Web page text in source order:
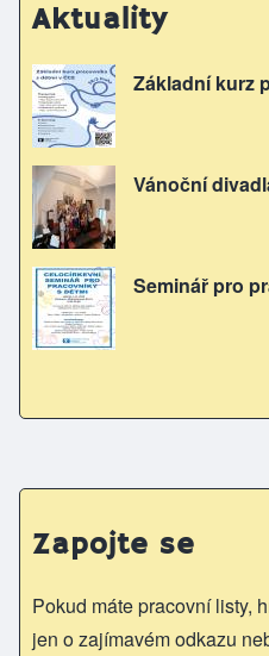
Aktuality
Základní kurz
Vánoční
Seminář pro
Zapojte se
Pokud máte pracovní listy,
jen o zajímavém odkazu